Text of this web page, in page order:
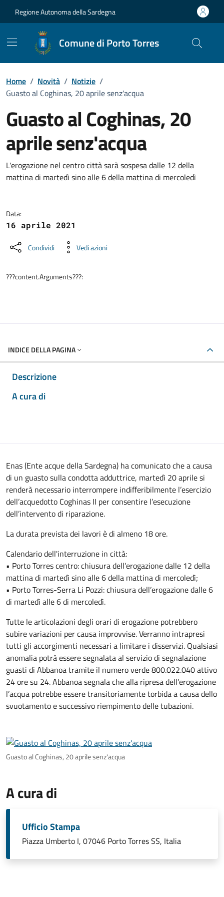
Regione Autonoma della Sardegna
Comune di Porto Torres
Home / Novità / Notizie /
Guasto al Coghinas, 20 aprile senz'acqua
Guasto al Coghinas, 20
aprile senz'acqua
Dettagli della notizia
L'erogazione nel centro città sarà sospesa dalle 12 della
mattina di martedì sino alle 6 della mattina di mercoledì
Data:
16 aprile 2021
Condividi Vedi azioni
???content.Arguments???:
INDICE DELLA PAGINA
Descrizione
A cura di
Enas (Ente acque della Sardegna) ha comunicato che a causa
di un guasto sulla condotta adduttrice, martedì 20 aprile si
renderà necessario interrompere indifferibilmente l’esercizio
dell’acquedotto Coghinas II per consentire l’esecuzione
dell’intervento di riparazione.
La durata prevista dei lavori è di almeno 18 ore.
Calendario dell'interruzione in città:
• Porto Torres centro: chiusura dell’erogazione dalle 12 della
mattina di martedì sino alle 6 della mattina di mercoledì;
• Porto Torres-Serra Li Pozzi: chiusura dell’erogazione dalle 6
di martedì alle 6 di mercoledì.
Tutte le articolazioni degli orari di erogazione potrebbero
subire variazioni per causa improvvise. Verranno intrapresi
tutti gli accorgimenti necessari a limitare i disservizi. Qualsiasi
anomalia potrà essere segnalata al servizio di segnalazione
guasti di Abbanoa tramite il numero verde 800.022.040 attivo
24 ore su 24. Abbanoa segnala che alla ripresa dell’erogazione
l’acqua potrebbe essere transitoriamente torbida a causa dello
svuotamento e successivo riempimento delle tubazioni.
Guasto al Coghinas, 20 aprile senz'acqua
A cura di
Ufficio Stampa
Piazza Umberto I, 07046 Porto Torres SS, Italia